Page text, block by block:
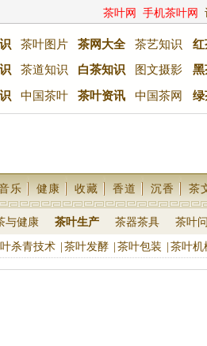
茶叶网 手机茶叶网
茶叶图片 茶网大全 茶艺知识 红
茶道知识 白茶知识 图文摄影 黑
中国茶叶 茶叶资讯 中国茶网 绿
乐 健康 收藏 香道 沉香 茶
与健康 茶叶生产 茶器茶具 茶叶
杀青技术 茶叶发酵 茶叶包装 茶叶机